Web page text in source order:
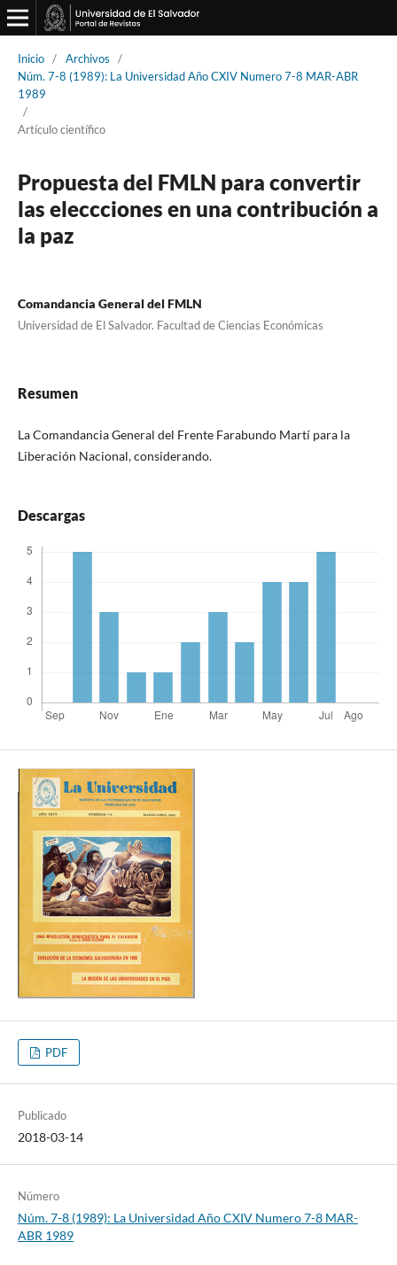
Inicio / Archivos
/
Núm. 7-8 (1989): La Universidad Año CXIV Numero 7-8 MAR-ABR
1989
/
Artículo científico
Propuesta del FMLN para convertir
las eleccciones en una contribución a
la paz
Comandancia General del FMLN
Universidad de El Salvador. Facultad de Ciencias Económicas
Resumen
La Comandancia General del Frente Farabundo Martí para la
Liberación Nacional, considerando.
Descargas
PDF
Publicado
2018-03-14
Número
Núm. 7-8 (1989): La Universidad Año CXIV Numero 7-8 MAR-
ABR 1989